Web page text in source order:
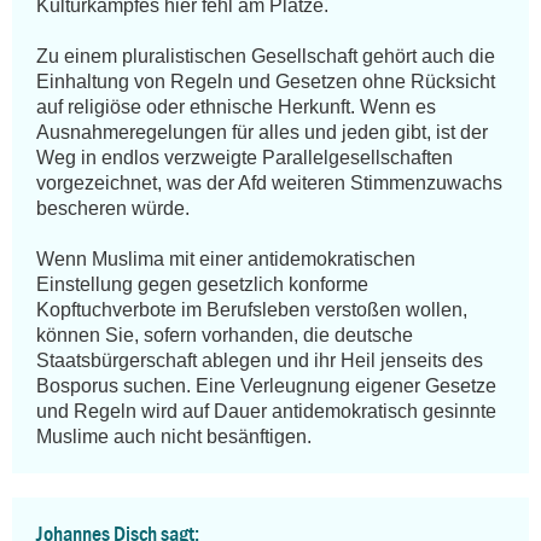
Kulturkampfes hier fehl am Platze.
Zu einem pluralistischen Gesellschaft gehört auch die
Einhaltung von Regeln und Gesetzen ohne Rücksicht
auf religiöse oder ethnische Herkunft. Wenn es
Ausnahmeregelungen für alles und jeden gibt, ist der
Weg in endlos verzweigte Parallelgesellschaften
vorgezeichnet, was der Afd weiteren Stimmenzuwachs
bescheren würde.
Wenn Muslima mit einer antidemokratischen
Einstellung gegen gesetzlich konforme
Kopftuchverbote im Berufsleben verstoßen wollen,
können Sie, sofern vorhanden, die deutsche
Staatsbürgerschaft ablegen und ihr Heil jenseits des
Bosporus suchen. Eine Verleugnung eigener Gesetze
und Regeln wird auf Dauer antidemokratisch gesinnte
Muslime auch nicht besänftigen.
Johannes Disch sagt: